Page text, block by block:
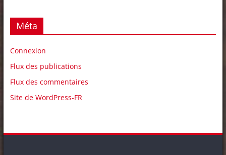
Méta
Connexion
Flux des publications
Flux des commentaires
Site de WordPress-FR